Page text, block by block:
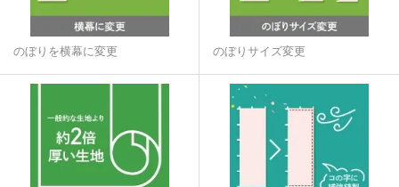
のぼりを横幕に変更 のぼりサイズ変更